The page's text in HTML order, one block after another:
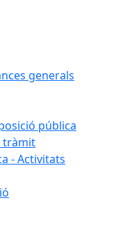
generals
pública
tràmit
- Activitats